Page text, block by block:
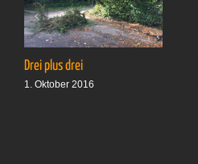
Drei plus drei
1. Oktober 2016